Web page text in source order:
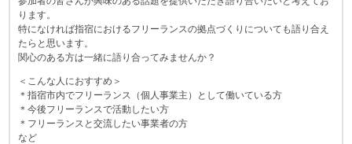
ります。
特になければ指宿におけるフリーランスの拠点づくりについても語り合え
たらと思います。
関心のある方は一緒に語り合ってみませんか？
＜こんな人におすすめ＞
＊指宿市内でフリーランス（個人事業主）として働いている方
＊今後フリーランスで活動したい方
＊フリーランスと交流したい事業者の方
など